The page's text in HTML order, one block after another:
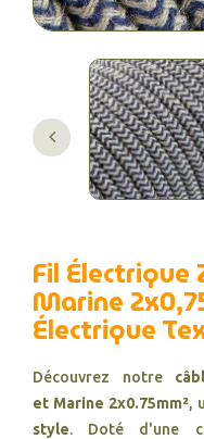
Fil Électrique
Marine
Électrique
Découvrez notre
et Marine 2x0.75mm²,
style. Doté d'une